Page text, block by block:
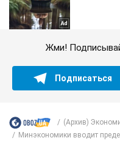
Жми!
Подписаться
(Архив)
Минэкономики вводит